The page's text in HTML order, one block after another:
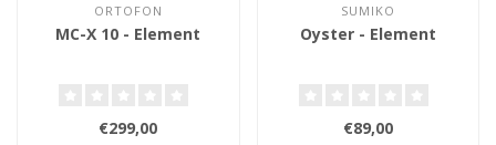
ORTOFON
MC-X 10 - Element
€299,00
SUMIKO
Oyster - Element
€89,00